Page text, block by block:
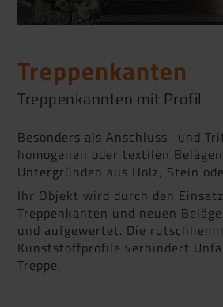
Treppenkanten
Treppenkannten mit Profil
Besonders als Anschluss- und
homogenen oder textilen
Untergründen aus Holz, Stein
Ihr Objekt wird durch den
Treppenkanten und neuen
und aufgewertet. Die
Kunststoffprofile verhindert
Treppe.